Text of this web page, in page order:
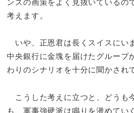
考えます。
いや、正恩君は長くスイスにい
中央銀行に金塊を届けたグループ
わりのシナリオを十分に聞かされ
こうした考えに立つと、どうも
も、軍事強硬派は鳴りを潜めてい